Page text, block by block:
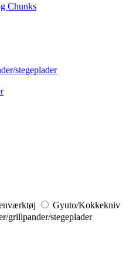
Chunks
stegeplader
Gyuto/Kokkekniv
grillpander/stegeplader